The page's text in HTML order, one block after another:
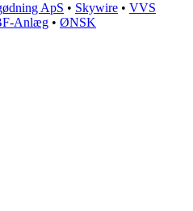
ApS • Skywire • VVS
Anlæg • ØNSK